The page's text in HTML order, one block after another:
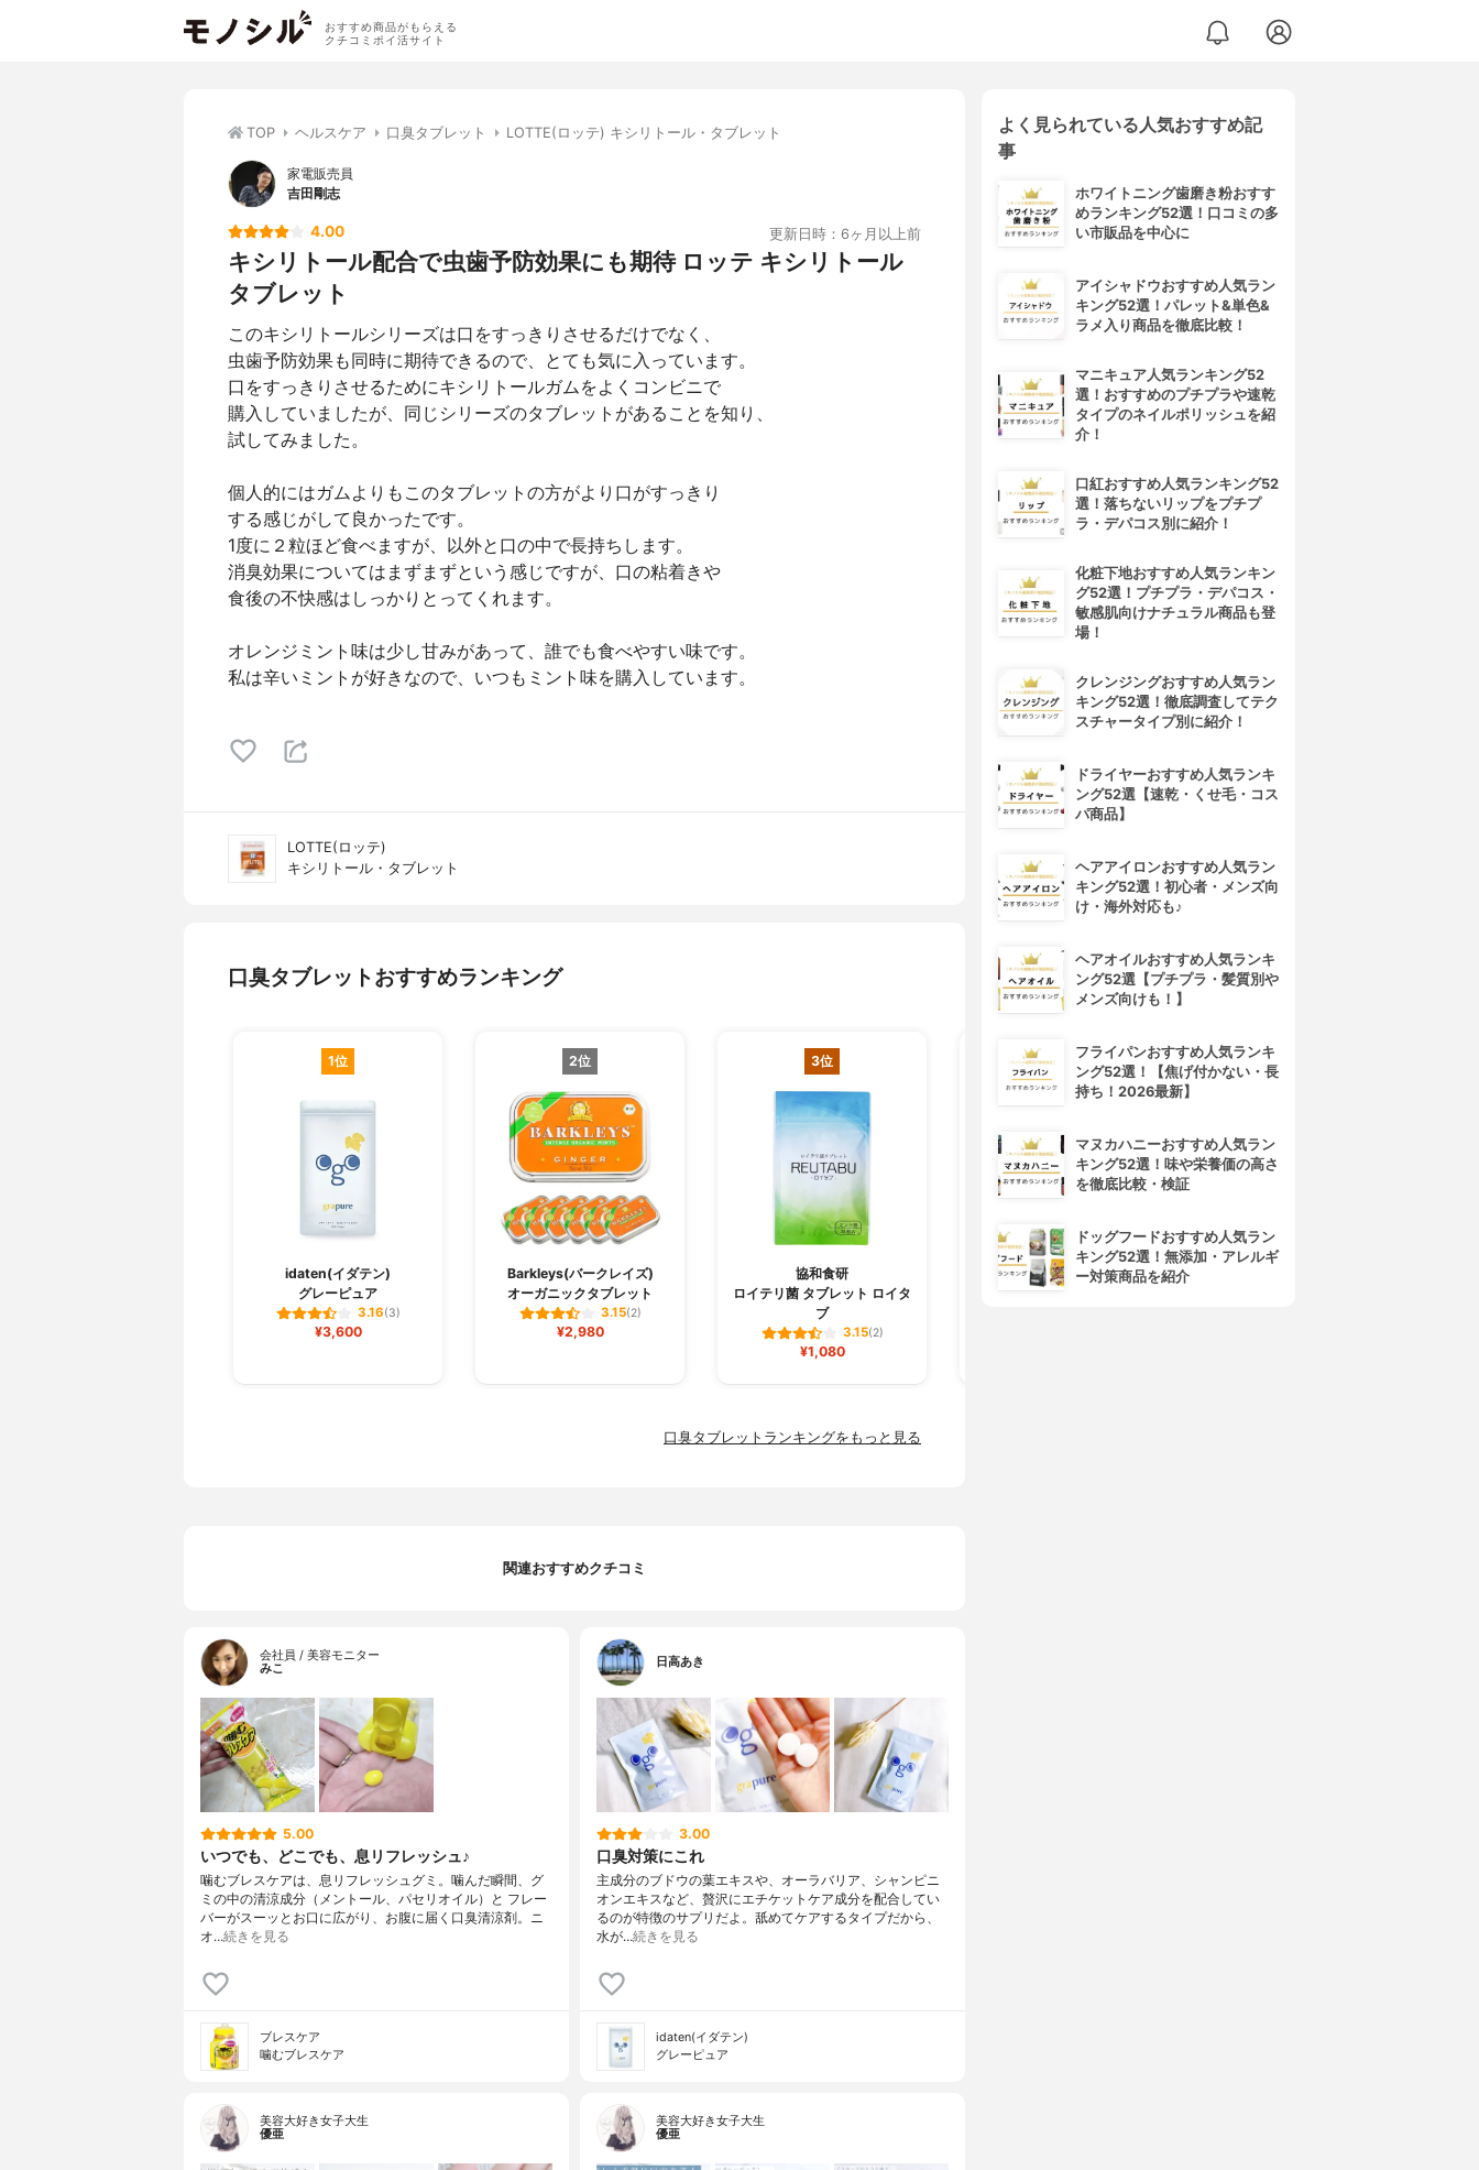
おすすめ商品がもらえる
クチコミポイ活サイト
TOP ヘルスケア 口臭タブレット LOTTE(ロッテ) キシリトール・タブレット
家電販売員
吉田剛志
4.00 更新日時：6ヶ月以上前
キシリトール配合で虫歯予防効果にも期待 ロッテ キシリトール
タブレット
このキシリトールシリーズは口をすっきりさせるだけでなく、
虫歯予防効果も同時に期待できるので、とても気に入っています。
口をすっきりさせるためにキシリトールガムをよくコンビニで
購入していましたが、同じシリーズのタブレットがあることを知り、
試してみました。
個人的にはガムよりもこのタブレットの方がより口がすっきり
する感じがして良かったです。
1度に２粒ほど食べますが、以外と口の中で長持ちします。
消臭効果についてはまずまずという感じですが、口の粘着きや
食後の不快感はしっかりとってくれます。
オレンジミント味は少し甘みがあって、誰でも食べやすい味です。
私は辛いミントが好きなので、いつもミント味を購入しています。
LOTTE(ロッテ)
キシリトール・タブレット
口臭タブレットおすすめランキング
1位
idaten(イダテン)
グレーピュア
3.16(3)
¥3,600
2位
Barkleys(バークレイズ)
オーガニックタブレット
3.15(2)
¥2,980
3位
協和食研
ロイテリ菌 タブレット ロイタ
ブ
3.15(2)
¥1,080
4位
BRESMILE(ブレスマイル)
口臭タブレットランキングをもっと見る
関連おすすめクチコミ
会社員 / 美容モニター
みこ
5.00
いつでも、どこでも、息リフレッシュ♪
噛むブレスケアは、息リフレッシュグミ。噛んだ瞬間、グ
ミの中の清涼成分（メントール、パセリオイル）と フレー
バーがスーッとお口に広がり、お腹に届く口臭清涼剤。ニ
オ…続きを見る
ブレスケア
噛むブレスケア
日高あき
3.00
口臭対策にこれ
主成分のブドウの葉エキスや、オーラバリア、シャンピニ
オンエキスなど、贅沢にエチケットケア成分を配合してい
るのが特徴のサプリだよ。舐めてケアするタイプだから、
水が…続きを見る
idaten(イダテン)
グレーピュア
美容大好き女子大生
優亜
美容大好き女子大生
優亜
よく見られている人気おすすめ記
事
ホワイトニング歯磨き粉おすす
めランキング52選！口コミの多
い市販品を中心に
アイシャドウおすすめ人気ラン
キング52選！パレット&単色&
ラメ入り商品を徹底比較！
マニキュア人気ランキング52
選！おすすめのプチプラや速乾
タイプのネイルポリッシュを紹
介！
口紅おすすめ人気ランキング52
選！落ちないリップをプチプ
ラ・デパコス別に紹介！
化粧下地おすすめ人気ランキン
グ52選！プチプラ・デパコス・
敏感肌向けナチュラル商品も登
場！
クレンジングおすすめ人気ラン
キング52選！徹底調査してテク
スチャータイプ別に紹介！
ドライヤーおすすめ人気ランキ
ング52選【速乾・くせ毛・コス
パ商品】
ヘアアイロンおすすめ人気ラン
キング52選！初心者・メンズ向
け・海外対応も♪
ヘアオイルおすすめ人気ランキ
ング52選【プチプラ・髪質別や
メンズ向けも！】
フライパンおすすめ人気ランキ
ング52選！【焦げ付かない・長
持ち！2026最新】
マヌカハニーおすすめ人気ラン
キング52選！味や栄養価の高さ
を徹底比較・検証
ドッグフードおすすめ人気ラン
キング52選！無添加・アレルギ
ー対策商品を紹介